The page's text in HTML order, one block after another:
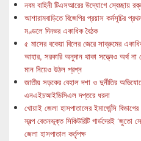
নবম বাহিনী টিএসআরের উদ্যোগে স্বেচ্ছায়
আশারামবাড়িতে বিজেপির প্রয়াস কর্মসূচির
মণ্ডলে দিনভর একাধিক বৈঠক
৫ মাসের বকেয়া বিলের জেরে সাব্রুমের
আহার, সরকারি অনুদান থাকা সত্ত্বেও অর্থ না
মান নিয়েও উঠল প্রশ্ন
জাতীয় সড়কের বেহাল দশা ও দুর্নীতির
এনএইচআইডিসিএল দপ্তরে ধরনা
খোয়াই জেলা হাসপাতালের ইমার্জেন্সি
স্বল্প বেতনভূক্ত সিকিউরিটি গার্ডদেরই ‘জুতো
জেলা হাসপাতাল কর্তৃপক্ষ